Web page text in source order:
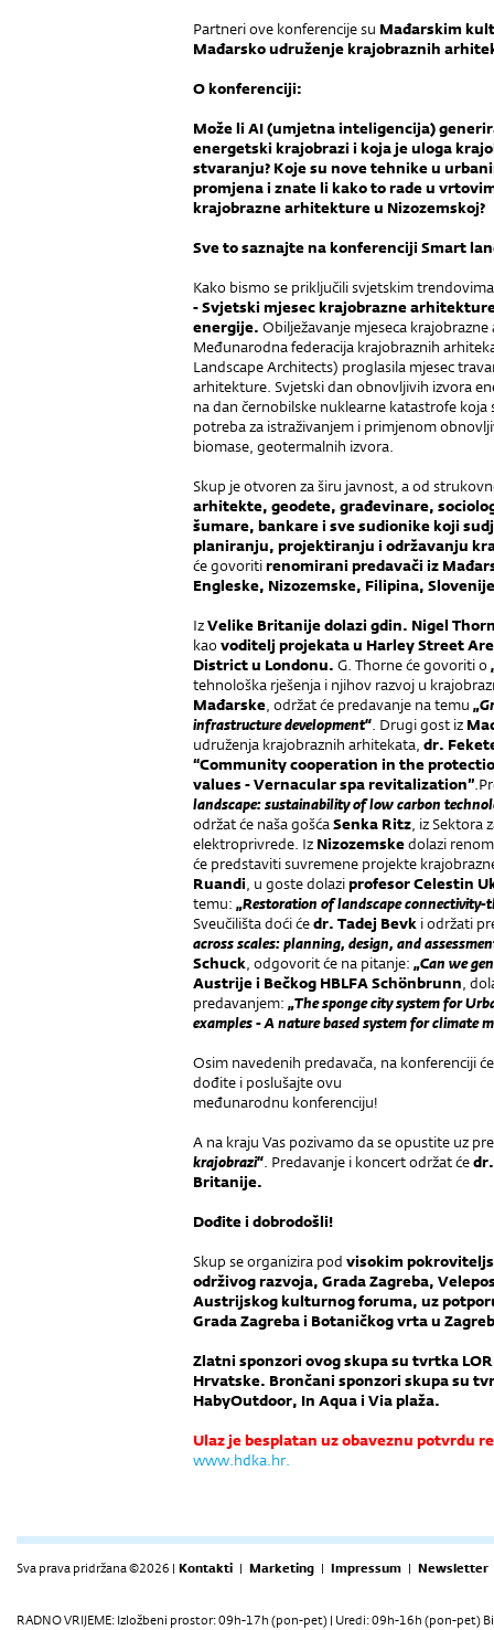
Partneri ove konferencije su Mađarskim
Mađarsko udruženje krajobraznih
O konferenciji:
Može li AI (umjetna inteligencija)
energetski krajobrazi i koja je uloga
stvaranju? Koje su nove tehnike u
promjena i znate li kako to rade u
krajobrazne arhitekture u Nizozemskoj?
Sve to saznajte na konferenciji Smart
Kako bismo se priključili svjetskim
- Svjetski mjesec krajobrazne
energije. Obilježavanje mjeseca
Međunarodna federacija krajobraznih
Landscape Architects) proglasila mjesec
arhitekture. Svjetski dan obnovljivih izvora
na dan černobilske nuklearne katastrofe
potreba za istraživanjem i primjenom
biomase, geotermalnih izvora.
Skup je otvoren za širu javnost, a od
arhitekte, geodete, građevinare,
šumare, bankare i sve sudionike koji
planiranju, projektiranju i održavanju
će govoritirenomirani predavači iz
Engleske, Nizozemske, Filipina,
IzVelike Britanije dolazi gdin. Nigel
kao voditelj projekata u Harley Street
District u Londonu. G. Thorne će govoriti o
tehnološka rješenja i njihov razvoj u
Mađarske, održat će predavanje na temu
infrastructure development“. Drugi gost iz
udruženja krajobraznih arhitekata, dr.
“Community cooperation in the
values - Vernacular spa revitalization”
landscape: sustainability of low carbon
održat će naša gošćaSenka Ritz, iz Sektora
elektroprivrede. Iz Nizozemskedolazi
će predstaviti suvremene projekte
Ruandi, u goste dolaziprofesor Celestin
temu: „Restoration of landscape connectivity-
Sveučilišta doći ćedr. Tadej Bevk i održati
across scales: planning, design, and
Schuck, odgovorit će na pitanje: „Can we
Austrije i Bečkog HBLFA Schönbrunn,
predavanjem: „The sponge city system for
examples - A nature based system for climate
Osim navedenih predavača, na konferenciji
dođite i poslušajte ovu
međunarodnu konferenciju!
A na kraju Vas pozivamo da se opustite uz
krajobrazi“. Predavanje i koncert održat će
Britanije.
Dođite i dobrodošli!
Skup se organizira pod visokim
održivog razvoja, Grada Zagreba,
Austrijskog kulturnog foruma, uz
Grada Zagreba i Botaničkog vrta u
Zlatni sponzori ovog skupa su tvrtka
Hrvatske. Brončani sponzori skupa su
HabyOutdoor, In Aqua i Via plaža.
Ulaz je besplatan uz obaveznu potvrdu
www.hdka.hr.
Sva prava pridržana ©2026 | Kontakti | Marketing | Impressum | Newsletter
RADNO VRIJEME: Izložbeni prostor: 09h-17h (pon-pet) | Uredi: 09h-16h (pon-pet)